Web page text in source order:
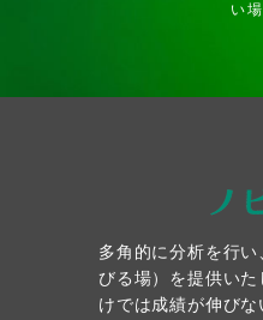
い
多角的に分析を行
びる場）を提供い
けでは成績が伸び